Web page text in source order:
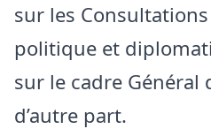
sur les
politique et
sur le cadre Général
d’autre part.